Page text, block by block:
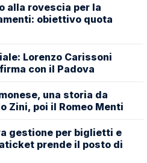
alla rovescia per la
obiettivo quota
Lorenzo Carissoni
con il Padova
una storia da
Zini, poi il Romeo Menti
gestione per biglietti e
prende il posto di